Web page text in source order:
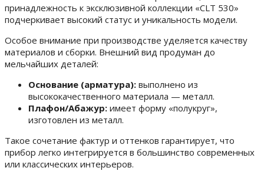
принадлежность к эксклюзивной коллекции «CLT 530»
подчеркивает высокий статус и уникальность модели.
Особое внимание при производстве уделяется качеству
материалов и сборки. Внешний вид продуман до
мельчайших деталей:
Основание (арматура): выполнено из
высококачественного материала — металл.
Плафон/Абажур: имеет форму «полукруг»,
изготовлен из металл.
Такое сочетание фактур и оттенков гарантирует, что
прибор легко интегрируется в большинство современных
или классических интерьеров.